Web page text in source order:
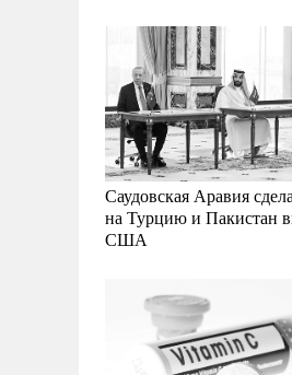
Саудовская Аравия
на Турцию и Пакистан
США